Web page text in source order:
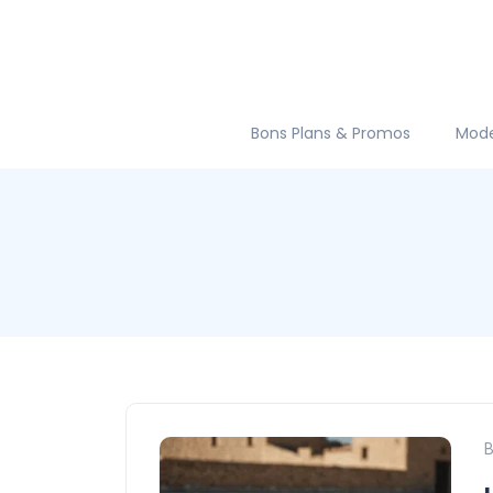
Bons Plans & Promos